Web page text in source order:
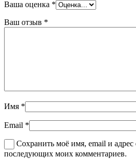
Ваша оценка *
Ваш отзыв *
Имя *
Email *
Сохранить моё имя, email и адрес
последующих моих комментариев.